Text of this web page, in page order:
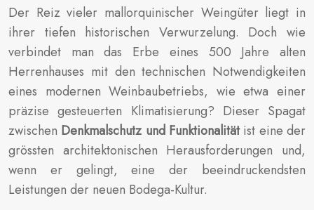
Der Reiz vieler mallorquinischer Weingüter liegt in
ihrer tiefen historischen Verwurzelung. Doch wie
verbindet man das Erbe eines 500 Jahre alten
Herrenhauses mit den technischen Notwendigkeiten
eines modernen Weinbaubetriebs, wie etwa einer
präzise gesteuerten Klimatisierung? Dieser Spagat
zwischen Denkmalschutz und Funktionalitätist eine der
grössten architektonischen Herausforderungen und,
wenn er gelingt, eine der beeindruckendsten
Leistungen der neuen Bodega-Kultur.